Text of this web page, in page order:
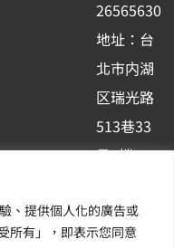
、提供個人化的廣告或
所有」，即表示您同意
-
s
q
u
a
r
26565630
地址：台
北市内湖
区瑞光路
513巷33
号6楼
新讯 | 提
供您最新